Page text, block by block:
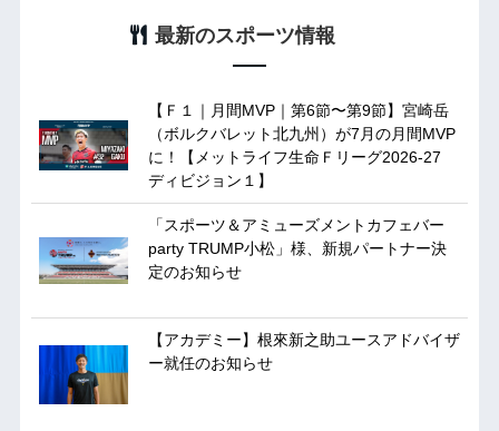
最新のスポーツ情報
【Ｆ１｜月間MVP｜第6節〜第9節】宮崎岳
（ボルクバレット北九州）が7月の月間MVP
に！【メットライフ生命Ｆリーグ2026-27
ディビジョン１】
「スポーツ＆アミューズメントカフェバー
party TRUMP小松」様、新規パートナー決
定のお知らせ
【アカデミー】根來新之助ユースアドバイザ
ー就任のお知らせ